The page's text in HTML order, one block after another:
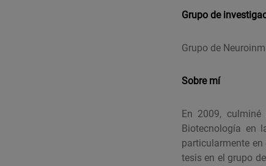
Grupo de
Grupo de
Sobre mí
En 2009,
Biotecnología en
particularmente
tesis en el grupo